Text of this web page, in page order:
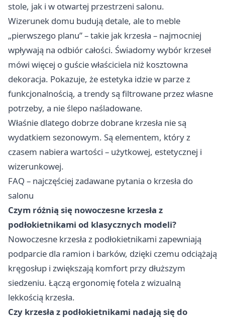
stole, jak i w otwartej przestrzeni salonu.
Wizerunek domu budują detale, ale to meble
„pierwszego planu” – takie jak krzesła – najmocniej
wpływają na odbiór całości. Świadomy wybór krzeseł
mówi więcej o guście właściciela niż kosztowna
dekoracja. Pokazuje, że estetyka idzie w parze z
funkcjonalnością, a trendy są filtrowane przez własne
potrzeby, a nie ślepo naśladowane.
Właśnie dlatego dobrze dobrane krzesła nie są
wydatkiem sezonowym. Są elementem, który z
czasem nabiera wartości – użytkowej, estetycznej i
wizerunkowej.
FAQ – najczęściej zadawane pytania o krzesła do
salonu
Czym różnią się nowoczesne krzesła z
podłokietnikami od klasycznych modeli?
Nowoczesne krzesła z podłokietnikami zapewniają
podparcie dla ramion i barków, dzięki czemu odciążają
kręgosłup i zwiększają komfort przy dłuższym
siedzeniu. Łączą ergonomię fotela z wizualną
lekkością krzesła.
Czy krzesła z podłokietnikami nadają się do